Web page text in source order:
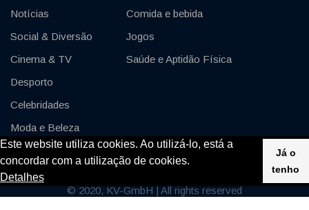
Este website utiliza cookies. Ao utilizá-lo, está a
concordar com a utilização de cookies.
Detalhes
Já o
tenho
Notícias
Social & Diversão
Cinema & TV
Desporto
Celebridades
Moda e Beleza
Automóveis & Motor
Comida e bebida
Jogos
Saúde e Aptidão Física
© 2020, KV-GmbH | All rights reserved